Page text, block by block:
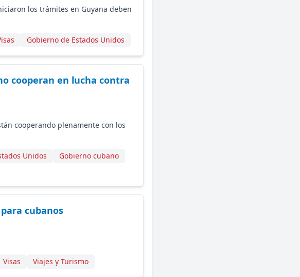
los trámites en Guyana deben
Gobierno de Estados Unidos
cooperan en lucha contra
cooperando plenamente con los
Unidos
Gobierno cubano
cubanos
Visas Viajes y Turismo